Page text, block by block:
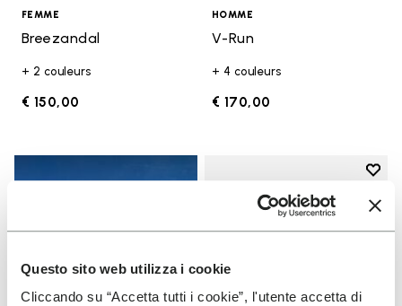
Questo sito web utilizza i cookie
Cliccando su “Accetta tutti i cookie”, l'utente accetta di
FEMME
Breezandal
+ 2 couleurs
€ 150,00
HOMME
V-Run
+ 4 couleurs
€ 170,00
Add